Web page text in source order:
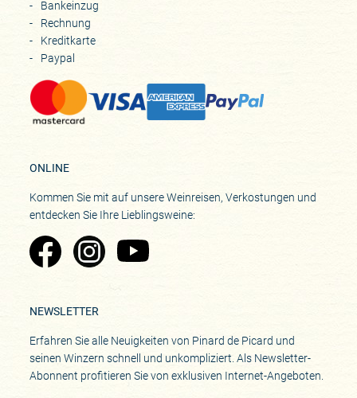
seit 2023
Historie
Bankeinzug
Rechnung
Kreditkarte
Paypal
ONLINE
Kommen Sie mit auf unsere Weinreisen, Verkostungen und
entdecken Sie Ihre Lieblingsweine:
Zu Pinard's Facebook-Seite
Zu Pinard's Instagram-Seite
Zu Pinard's YouTube-Seite
NEWSLETTER
Erfahren Sie alle Neuigkeiten von Pinard de Picard und
seinen Winzern schnell und unkompliziert. Als Newsletter-
Abonnent profitieren Sie von exklusiven Internet-Angeboten.